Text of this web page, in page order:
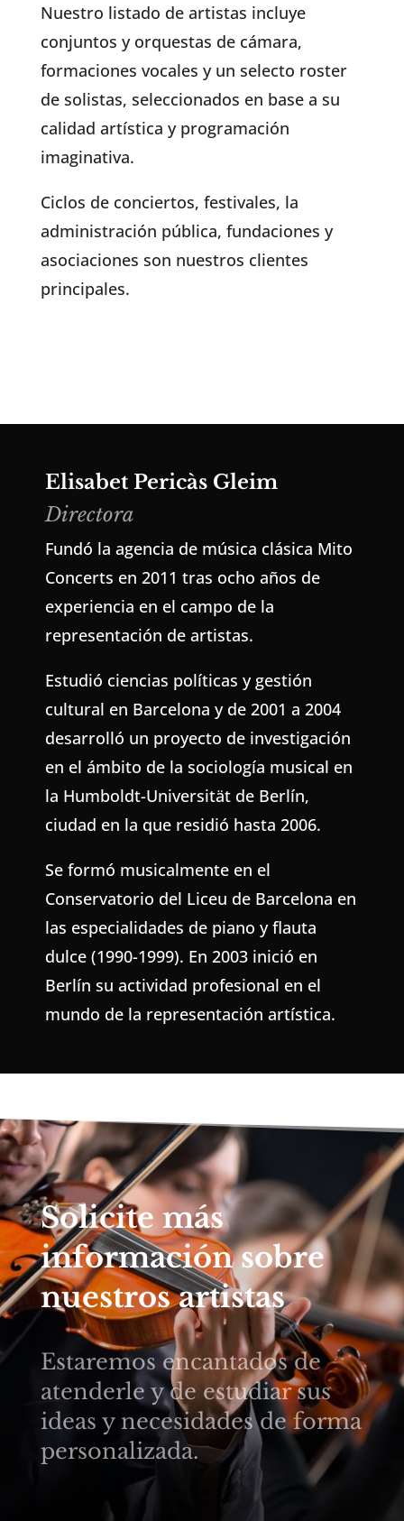
Nuestro listado de artistas incluye
conjuntos y orquestas de cámara,
formaciones vocales y un selecto roster
de solistas, seleccionados en base a su
calidad artística y programación
imaginativa.
Ciclos de conciertos, festivales, la
administración pública, fundaciones y
asociaciones son nuestros clientes
principales.
Elisabet Pericàs Gleim
Directora
Fundó la agencia de música clásica Mito
Concerts en 2011 tras ocho años de
experiencia en el campo de la
representación de artistas.
Estudió ciencias políticas y gestión
cultural en Barcelona y de 2001 a 2004
desarrolló un proyecto de investigación
en el ámbito de la sociología musical en
la Humboldt-Universität de Berlín,
ciudad en la que residió hasta 2006.
Se formó musicalmente en el
Conservatorio del Liceu de Barcelona en
las especialidades de piano y flauta
dulce (1990-1999). En 2003 inició en
Berlín su actividad profesional en el
mundo de la representación artística.
Solicite más
información sobre
nuestros artistas
Estaremos encantados de
atenderle y de estudiar sus
ideas y necesidades de forma
personalizada.